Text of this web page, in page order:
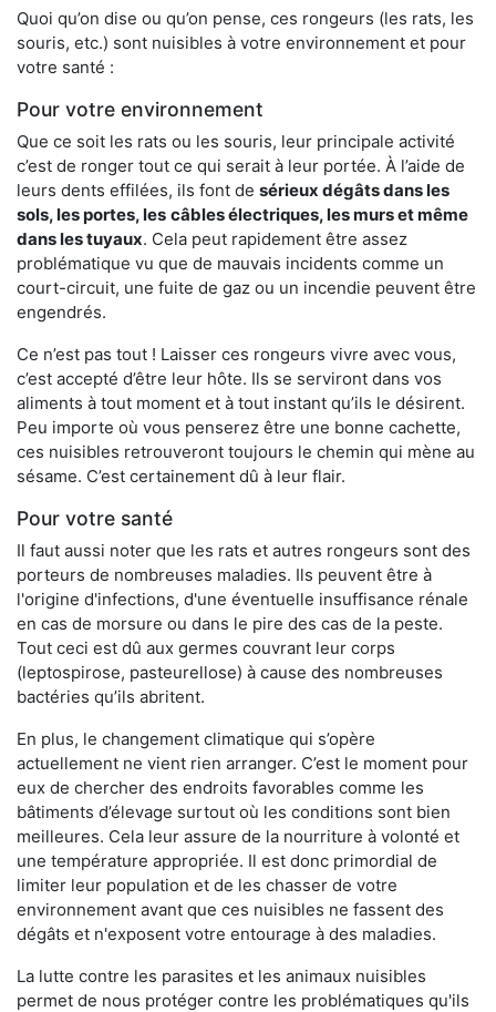
Quoi qu’on dise ou qu’on pense, ces rongeurs (les rats, les
souris, etc.) sont nuisibles à votre environnement et pour
votre santé :
Pour votre environnement
Que ce soit les rats ou les souris, leur principale activité
c’est de ronger tout ce qui serait à leur portée. À l’aide de
leurs dents effilées, ils font de sérieux dégâts dans les
sols, les portes, les câbles électriques, les murs et même
dans les tuyaux. Cela peut rapidement être assez
problématique vu que de mauvais incidents comme un
court-circuit, une fuite de gaz ou un incendie peuvent être
engendrés.
Ce n’est pas tout ! Laisser ces rongeurs vivre avec vous,
c’est accepté d’être leur hôte. Ils se serviront dans vos
aliments à tout moment et à tout instant qu’ils le désirent.
Peu importe où vous penserez être une bonne cachette,
ces nuisibles retrouveront toujours le chemin qui mène au
sésame. C’est certainement dû à leur flair.
Pour votre santé
Il faut aussi noter que les rats et autres rongeurs sont des
porteurs de nombreuses maladies. Ils peuvent être à
l'origine d'infections, d'une éventuelle insuffisance rénale
en cas de morsure ou dans le pire des cas de la peste.
Tout ceci est dû aux germes couvrant leur corps
(leptospirose, pasteurellose) à cause des nombreuses
bactéries qu’ils abritent.
En plus, le changement climatique qui s’opère
actuellement ne vient rien arranger. C’est le moment pour
eux de chercher des endroits favorables comme les
bâtiments d’élevage surtout où les conditions sont bien
meilleures. Cela leur assure de la nourriture à volonté et
une température appropriée. Il est donc primordial de
limiter leur population et de les chasser de votre
environnement avant que ces nuisibles ne fassent des
dégâts et n'exposent votre entourage à des maladies.
La lutte contre les parasites et les animaux nuisibles
permet de nous protéger contre les problématiques qu'ils